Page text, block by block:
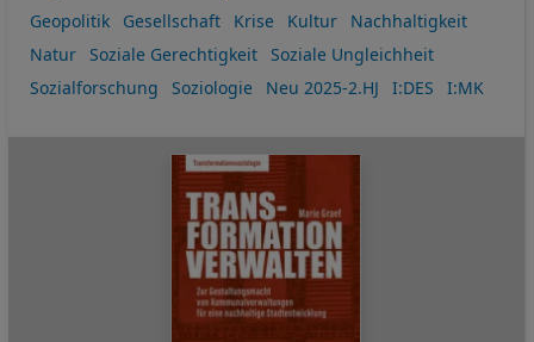
Geopolitik
Gesellschaft Krise Kultur
Nachhaltigkeit
Natur
Soziale Gerechtigkeit
Soziale Ungleichheit
Sozialforschung
Soziologie Neu 2025-2.HJ I:DES I:MK